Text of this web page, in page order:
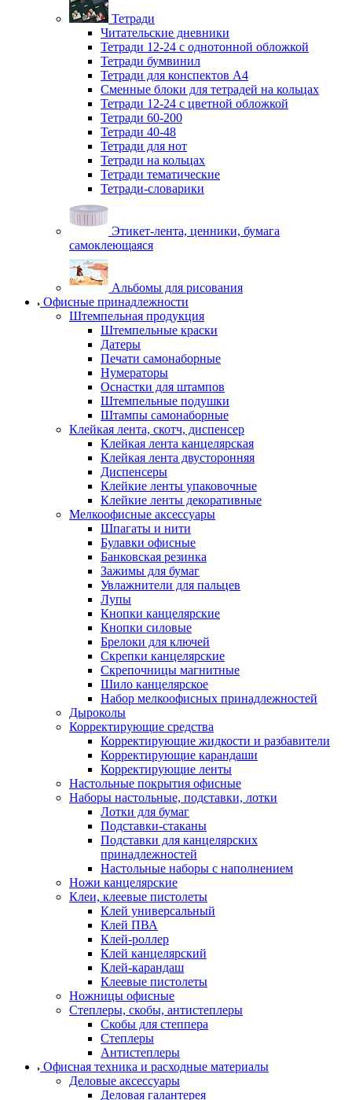
Тетради
Читательские дневники
Тетради 12-24 с однотонной обложкой
Тетради бумвинил
Тетради для конспектов А4
Сменные блоки для тетрадей на кольцах
Тетради 12-24 с цветной обложкой
Тетради 60-200
Тетради 40-48
Тетради для нот
Тетради на кольцах
Тетради тематические
Тетради-словарики
Этикет-лента, ценники, бумага
самоклеющаяся
Альбомы для рисования
Офисные принадлежности
Штемпельная продукция
Штемпельные краски
Датеры
Печати самонаборные
Нумераторы
Оснастки для штампов
Штемпельные подушки
Штампы самонаборные
Клейкая лента, скотч, диспенсер
Клейкая лента канцелярская
Клейкая лента двусторонняя
Диспенсеры
Клейкие ленты упаковочные
Клейкие ленты декоративные
Мелкоофисные аксессуары
Шпагаты и нити
Булавки офисные
Банковская резинка
Зажимы для бумаг
Увлажнители для пальцев
Лупы
Кнопки канцелярские
Кнопки силовые
Брелоки для ключей
Скрепки канцелярские
Скрепочницы магнитные
Шило канцелярское
Набор мелкоофисных принадлежностей
Дыроколы
Корректирующие средства
Корректирующие жидкости и разбавители
Корректирующие карандаши
Корректирующие ленты
Настольные покрытия офисные
Наборы настольные, подставки, лотки
Лотки для бумаг
Подставки-стаканы
Подставки для канцелярских
принадлежностей
Настольные наборы с наполнением
Ножи канцелярские
Клеи, клеевые пистолеты
Клей универсальный
Клей ПВА
Клей-роллер
Клей канцелярский
Клей-карандаш
Клеевые пистолеты
Ножницы офисные
Степлеры, скобы, антистеплеры
Скобы для степпера
Степлеры
Антистеплеры
Офисная техника и расходные материалы
Деловые аксессуары
Деловая галантерея